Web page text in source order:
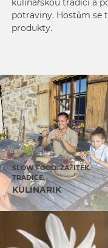
kulinářskou tradici a
potraviny. Hostům se
produkty.
SLOW FOOD. ZÁŽITEK.
TRADICE.
KULINARIK